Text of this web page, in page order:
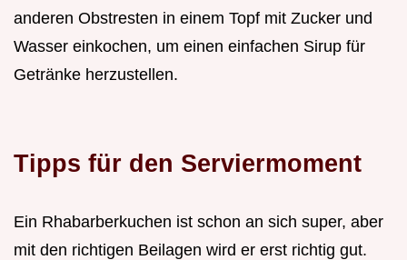
anderen Obstresten in einem Topf mit Zucker und
Wasser einkochen, um einen einfachen Sirup für
Getränke herzustellen.
Tipps für den Serviermoment
Ein Rhabarberkuchen ist schon an sich super, aber
mit den richtigen Beilagen wird er erst richtig gut.